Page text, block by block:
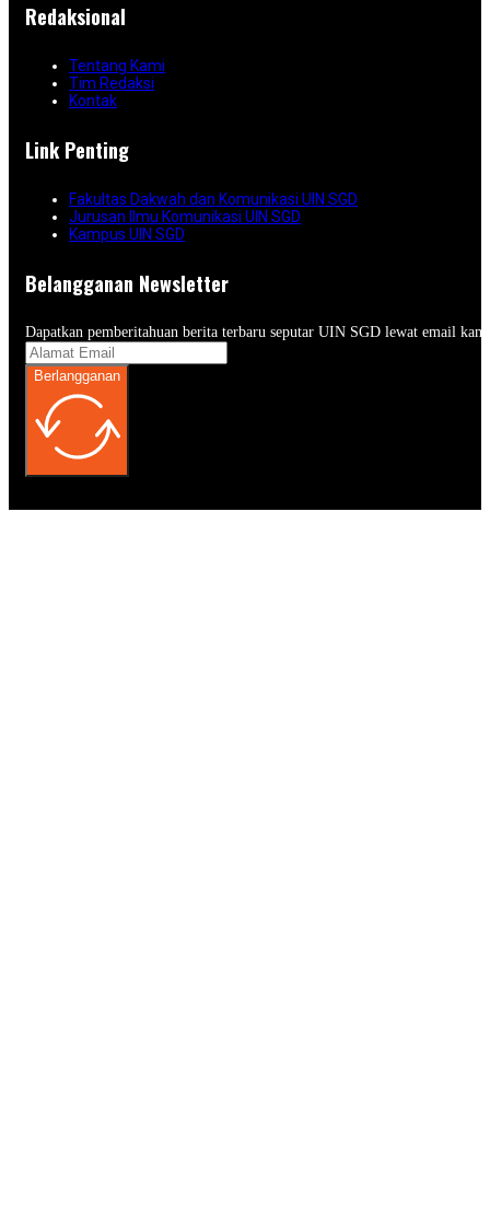
Redaksional
Tentang Kami
Tim Redaksi
Kontak
Link Penting
Fakultas Dakwah dan Komunikasi UIN SGD
Jurusan Ilmu Komunikasi UIN SGD
Kampus UIN SGD
Belangganan Newsletter
Dapatkan pemberitahuan berita terbaru seputar UIN SGD lewat email
Berlangganan